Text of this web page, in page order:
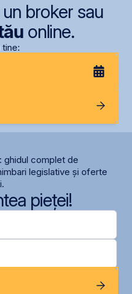
broker sau
online.
ghidul complet de
legislative și oferte
pieței!